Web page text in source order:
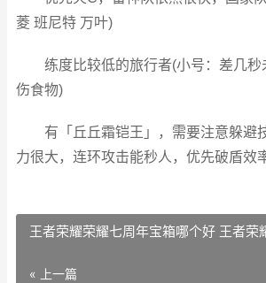
菱 班尼特 万叶)
练度比较低的旅行者(小号：差几
伤食物)
有「丘丘霜铠王」，需要注意躲避
力很大，连环攻击能秒人，优先破盾效
王者荣耀荣耀七周年宝箱哪个好 王者荣
« 上一篇